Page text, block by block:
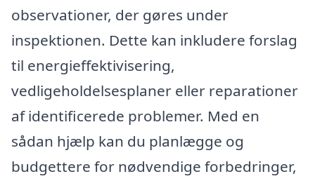
observationer, der gøres under
inspektionen. Dette kan inkludere forslag
til energieffektivisering,
vedligeholdelsesplaner eller reparationer
af identificerede problemer. Med en
sådan hjælp kan du planlægge og
budgettere for nødvendige forbedringer,